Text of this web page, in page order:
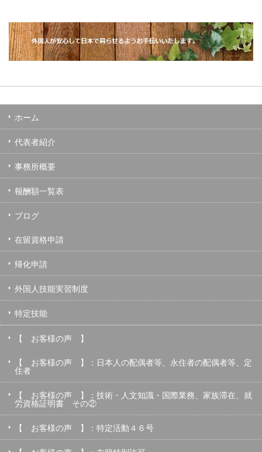
ホーム
代表者紹介
事務所概要
報酬額一覧表
ブログ
在留資格申請
帰化申請
外国人技能実習制度
特定技能
【 お客様の声 】
【 お客様の声 】：日本人の配偶者等、永住者の配偶者等、定
住者
【 お客様の声 】：技術・人文知識・国際業務、家族滞在、就
労資格証明書 その②
【 お客様の声 】：特定活動４６号